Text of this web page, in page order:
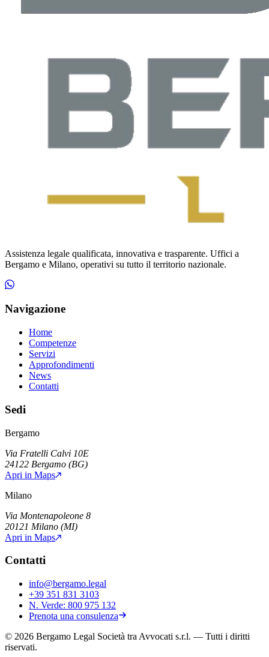
Assistenza legale qualificata, innovativa e trasparente. Uffici a
Bergamo e Milano, operativi su tutto il territorio nazionale.
Navigazione
Home
Competenze
Servizi
Approfondimenti
News
Contatti
Sedi
Bergamo
Via Fratelli Calvi 10E
24122 Bergamo (BG)
Apri in Maps
Milano
Via Montenapoleone 8
20121 Milano (MI)
Apri in Maps
Contatti
info@bergamo.legal
+39 351 831 3103
N. Verde: 800 975 132
Prenota una consulenza
© 2026 Bergamo Legal Società tra Avvocati s.r.l. — Tutti i diritti
riservati.